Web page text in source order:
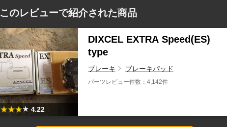
このレビューで紹介された商品
4.22
DIXCEL EXTRA Speed(ES)
type
ブレーキ ブレーキパッド
パーツレビュー件数：4,142件